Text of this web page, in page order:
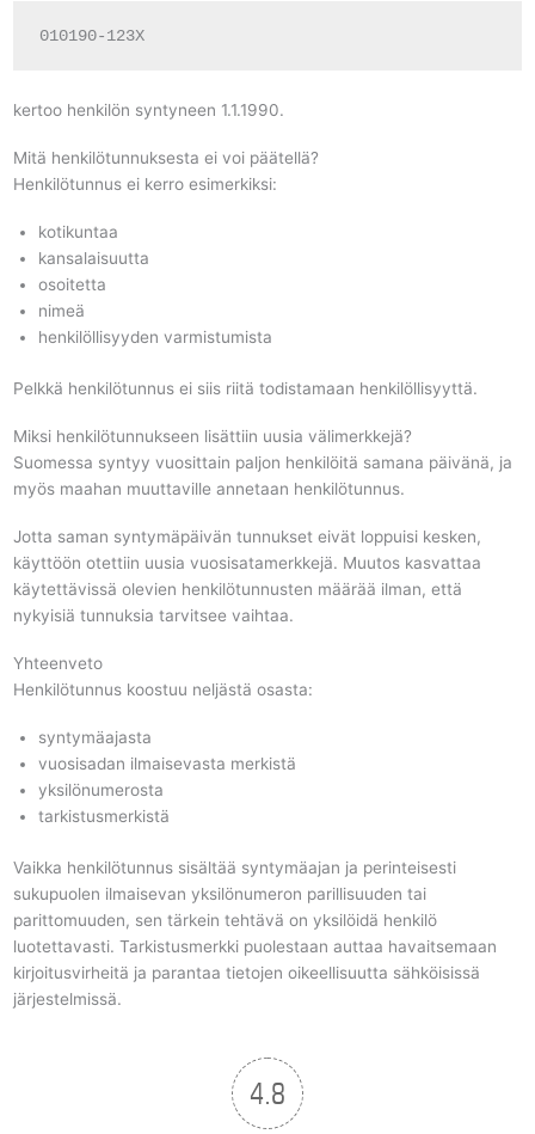
010190-123X
kertoo henkilön syntyneen 1.1.1990.
Mitä henkilötunnuksesta ei voi päätellä?
Henkilötunnus ei kerro esimerkiksi:
kotikuntaa
kansalaisuutta
osoitetta
nimeä
henkilöllisyyden varmistumista
Pelkkä henkilötunnus ei siis riitä todistamaan henkilöllisyyttä.
Miksi henkilötunnukseen lisättiin uusia välimerkkejä?
Suomessa syntyy vuosittain paljon henkilöitä samana päivänä, ja
myös maahan muuttaville annetaan henkilötunnus.
Jotta saman syntymäpäivän tunnukset eivät loppuisi kesken,
käyttöön otettiin uusia vuosisatamerkkejä. Muutos kasvattaa
käytettävissä olevien henkilötunnusten määrää ilman, että
nykyisiä tunnuksia tarvitsee vaihtaa.
Yhteenveto
Henkilötunnus koostuu neljästä osasta:
syntymäajasta
vuosisadan ilmaisevasta merkistä
yksilönumerosta
tarkistusmerkistä
Vaikka henkilötunnus sisältää syntymäajan ja perinteisesti
sukupuolen ilmaisevan yksilönumeron parillisuuden tai
parittomuuden, sen tärkein tehtävä on yksilöidä henkilö
luotettavasti. Tarkistusmerkki puolestaan auttaa havaitsemaan
kirjoitusvirheitä ja parantaa tietojen oikeellisuutta sähköisissä
järjestelmissä.
4.8